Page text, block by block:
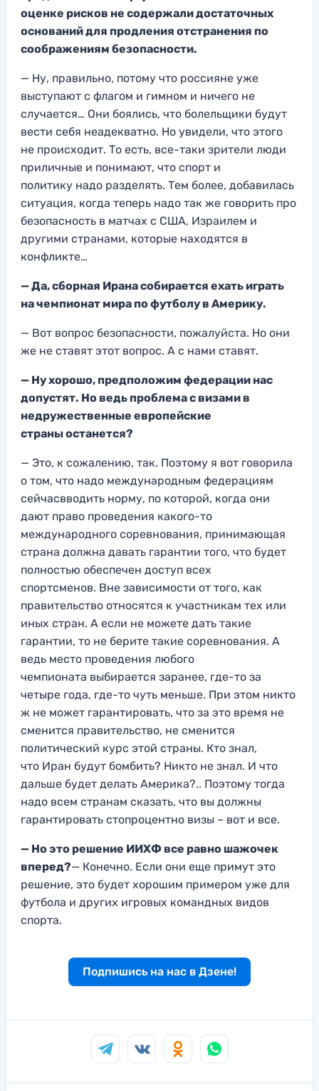
оценке рисков не содержали достаточных
оснований для продления отстранения по
соображениям безопасности.
— Ну, правильно, потому что россияне уже
выступают с флагом и гимном и ничего не
случается… Они боялись, что болельщики будут
вести себя неадекватно. Но увидели, что этого
не происходит. То есть, все-таки зрители люди
приличные и понимают, что спорт и
политику надо разделять. Тем более, добавилась
ситуация, когда теперь надо так же говорить про
безопасность в матчах с США, Израилем и
другими странами, которые находятся в
конфликте…
— Да, сборная Ирана собирается ехать играть
на чемпионат мира по футболу в Америку.
— Вот вопрос безопасности, пожалуйста. Но они
же не ставят этот вопрос. А с нами ставят.
— Ну хорошо, предположим федерации нас
допустят. Но ведь проблема с визами в
недружественные европейские
страныостанется?
— Это, к сожалению, так. Поэтому я вот говорила
о том, что надо международным федерациям
сейчасвводить норму, по которой, когда они
дают право проведения какого-то
международного соревнования, принимающая
страна должна давать гарантии того, что будет
полностью обеспечен доступ всех
спортсменов. Вне зависимости от того, как
правительство относятся к участникам тех или
иных стран. А если не можете дать такие
гарантии, то не берите такие соревнования. А
ведь место проведения любого
чемпионата выбирается заранее, где-то за
четыре года, где-то чуть меньше. При этом никто
ж не может гарантировать, что за это время не
сменится правительство, не сменится
политический курс этой страны. Кто знал,
что Иран будут бомбить? Никто не знал. И что
дальше будет делать Америка?.. Поэтому тогда
надо всем странам сказать, что вы должны
гарантировать стопроцентно визы – вот и все.
— Но это решение ИИХФ все равно шажочек
вперед?— Конечно. Если они еще примут это
решение, это будет хорошим примером уже для
футбола и других игровых командных видов
спорта.
Подпишись на нас в Дзене!